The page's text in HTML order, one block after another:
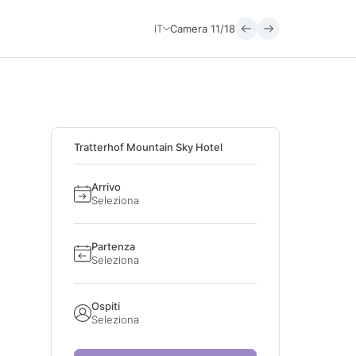
IT Camera 11/18
Tratterhof Mountain Sky Hotel
Arrivo
Seleziona
Partenza
Seleziona
Ospiti
Seleziona